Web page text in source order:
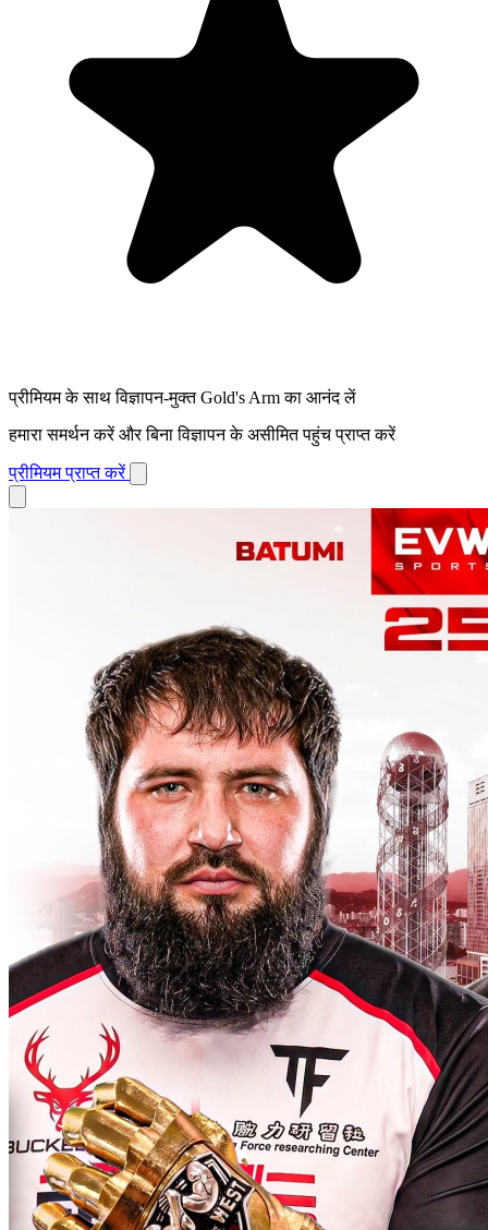
प्रीमियम के साथ विज्ञापन-मुक्त Gold's Arm का आनंद लें
हमारा समर्थन करें और बिना विज्ञापन के असीमित पहुंच प्राप्त करें
प्रीमियम प्राप्त करें